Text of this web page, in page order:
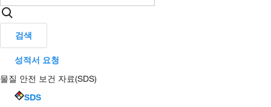
검색
성적서 요청
물질 안전 보건 자료(SDS)
SDS